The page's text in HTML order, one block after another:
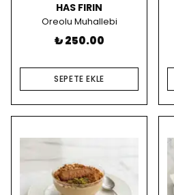
HAS FIRIN
Oreolu Muhallebi
₺ 250.00
SEPETE EKLE